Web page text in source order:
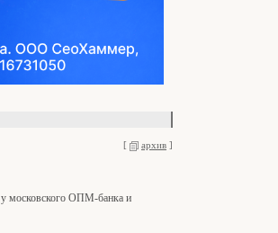
[ архив ]
у московского ОПМ-банка и